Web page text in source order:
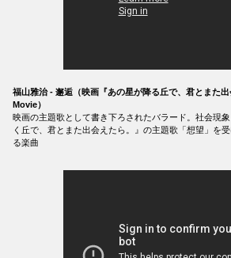
福山雅治 - 邂逅（映画『あの星が降る丘で、君とまた
Movie）
映画の主題歌として書き下ろされたバラード。社会現
く丘で、君とまた出会えたら。』の主題歌「想望」を
る楽曲